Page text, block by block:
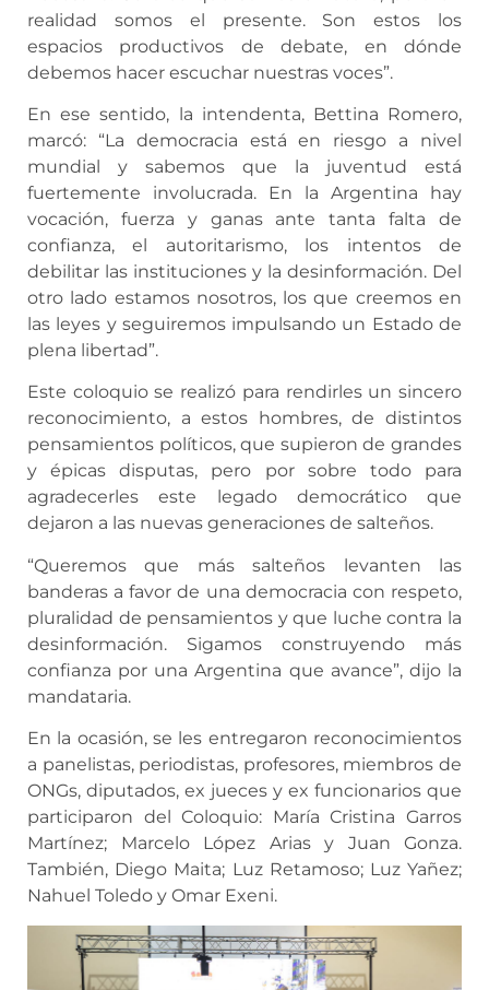
realidad somos el presente. Son estos los
espacios productivos de debate, en dónde
debemos hacer escuchar nuestras voces”.
En ese sentido, la intendenta, Bettina Romero,
marcó: “La democracia está en riesgo a nivel
mundial y sabemos que la juventud está
fuertemente involucrada. En la Argentina hay
vocación, fuerza y ganas ante tanta falta de
confianza, el autoritarismo, los intentos de
debilitar las instituciones y la desinformación. Del
otro lado estamos nosotros, los que creemos en
las leyes y seguiremos impulsando un Estado de
plena libertad”.
Este coloquio se realizó para rendirles un sincero
reconocimiento, a estos hombres, de distintos
pensamientos políticos, que supieron de grandes
y épicas disputas, pero por sobre todo para
agradecerles este legado democrático que
dejaron a las nuevas generaciones de salteños.
“Queremos que más salteños levanten las
banderas a favor de una democracia con respeto,
pluralidad de pensamientos y que luche contra la
desinformación. Sigamos construyendo más
confianza por una Argentina que avance”, dijo la
mandataria.
En la ocasión, se les entregaron reconocimientos
a panelistas, periodistas, profesores, miembros de
ONGs, diputados, ex jueces y ex funcionarios que
participaron del Coloquio: María Cristina Garros
Martínez; Marcelo López Arias y Juan Gonza.
También, Diego Maita; Luz Retamoso; Luz Yañez;
Nahuel Toledo y Omar Exeni.